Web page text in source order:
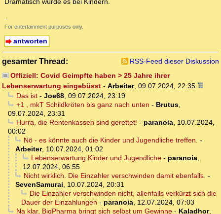
Dramatisch würde es bei Kindern.
--
For entertainment purposes only.
antworten
gesamter Thread:
RSS-Feed dieser Diskussion
Offiziell: Covid Geimpfte haben > 25 Jahre ihrer
Lebenserwartung eingebüsst - Arbeiter, 09.07.2024, 22:35
Das ist- Joe68, 09.07.2024, 23:19
+1 , mkT Schildkröten bis ganz nach unten - Brutus,
09.07.2024, 23:31
Hurra, die Rentenkassen sind gerettet! - paranoia, 10.07.2024,
00:02
Nö - es könnte auch die Kinder und Jugendliche treffen. -
Arbeiter, 10.07.2024, 01:02
Lebenserwartung Kinder und Jugendliche- paranoia,
12.07.2024, 06:55
Nicht wirklich. Die Einzahler verschwinden damit ebenfalls. -
SevenSamurai, 10.07.2024, 20:31
Die Einzahler verschwinden nicht, allenfalls verkürzt sich die
Dauer der Einzahlungen - paranoia, 12.07.2024, 07:03
Na klar, BigPharma bringt sich selbst um Gewinne- Kaladhor,